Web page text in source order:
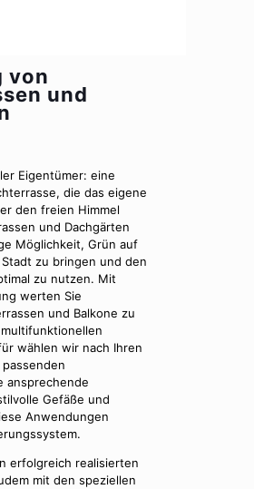
von
und
Eigentümer: eine
die das eigene
den freien Himmel
und Dachgärten
Möglichkeit, Grün auf
zu bringen und den
zu nutzen. Mit
werten Sie
und Balkone zu
wählen wir nach Ihren
ansprechende
Gefäße und
Anwendungen
erfolgreich realisierten
mit den speziellen